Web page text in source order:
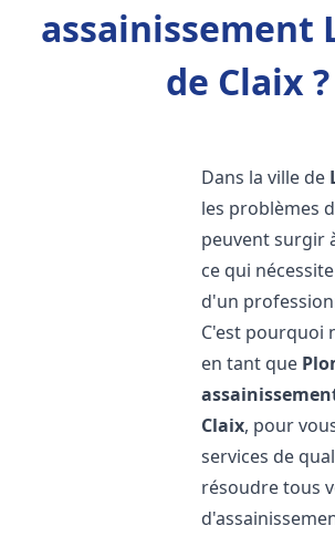
assainissement
de Claix ?
Dans la ville de
les problèmes
peuvent surgir
ce qui
d'un
C'est pourquoi
en tant que
Claix, pour
services de
résoudre tous